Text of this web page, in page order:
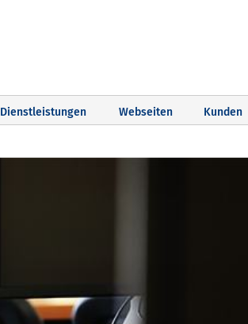
Dienstleistungen Webseiten Kunden